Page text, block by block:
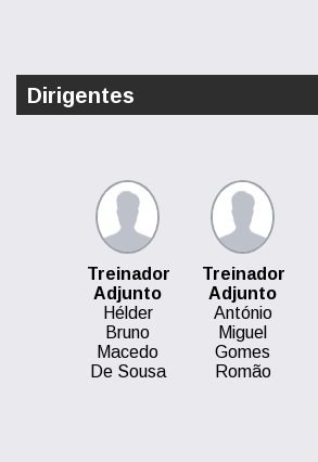
Dirigentes
Treinador
Adjunto
Hélder
Bruno
Macedo
De Sousa
Treinador
Adjunto
António
Miguel
Gomes
Romão